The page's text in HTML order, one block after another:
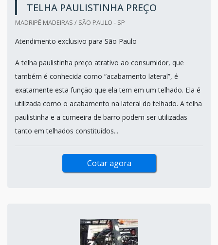
TELHA PAULISTINHA PREÇO
MADRIPÊ MADEIRAS / SÃO PAULO - SP
Atendimento exclusivo para São Paulo
A telha paulistinha preço atrativo ao consumidor, que
também é conhecida como “acabamento lateral”, é
exatamente esta função que ela tem em um telhado. Ela é
utilizada como o acabamento na lateral do telhado. A telha
paulistinha e a cumeeira de barro podem ser utilizadas
tanto em telhados constituídos...
Cotar agora